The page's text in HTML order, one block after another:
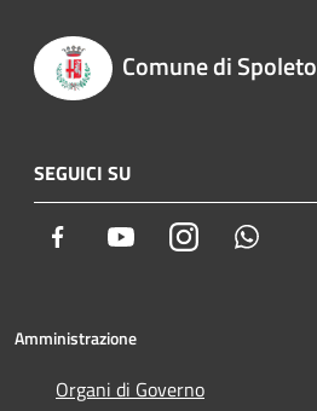
Comune di Spoleto
SEGUICI SU
Facebook YoutubeInstagram
Amministrazione
Organi di Governo